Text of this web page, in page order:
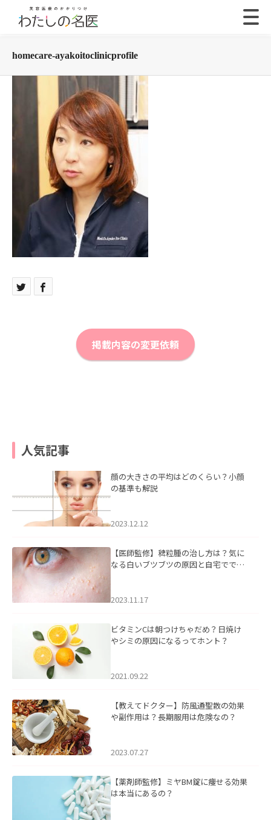
homecare-ayakoitoclinicprofile
掲載内容の変更依頼
人気記事
顔の大きさの平均はどのくらい？小顔
の基準も解説
2023.12.12
【医師監修】稗粒腫の治し方は？気に
なる白いブツブツの原因と自宅ででき
2023.11.17
ビタミンCは朝つけちゃだめ？日焼け
やシミの原因になるってホント？
2021.09.22
【教えてドクター】防風通聖散の効果
や副作用は？長期服用は危険なの？
2023.07.27
【薬剤師監修】ミヤBM錠に痩せる効果
は本当にあるの？